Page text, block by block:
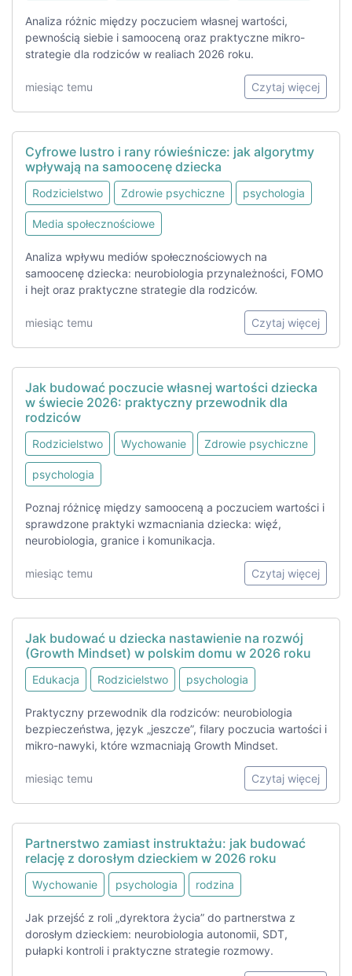
Analiza różnic między poczuciem własnej wartości,
pewnością siebie i samooceną oraz praktyczne mikro-
strategie dla rodziców w realiach 2026 roku.
miesiąc temu Czytaj więcej
Cyfrowe lustro i rany rówieśnicze: jak algorytmy
wpływają na samoocenę dziecka
Rodzicielstwo Zdrowie psychiczne psychologia
Media społecznościowe
Analiza wpływu mediów społecznościowych na
samoocenę dziecka: neurobiologia przynależności, FOMO
i hejt oraz praktyczne strategie dla rodziców.
miesiąc temu Czytaj więcej
Jak budować poczucie własnej wartości dziecka
w świecie 2026: praktyczny przewodnik dla
rodziców
Rodzicielstwo Wychowanie Zdrowie psychiczne
psychologia
Poznaj różnicę między samooceną a poczuciem wartości i
sprawdzone praktyki wzmacniania dziecka: więź,
neurobiologia, granice i komunikacja.
miesiąc temu Czytaj więcej
Jak budować u dziecka nastawienie na rozwój
(Growth Mindset) w polskim domu w 2026 roku
Edukacja Rodzicielstwo psychologia
Praktyczny przewodnik dla rodziców: neurobiologia
bezpieczeństwa, język „jeszcze”, filary poczucia wartości i
mikro-nawyki, które wzmacniają Growth Mindset.
miesiąc temu Czytaj więcej
Partnerstwo zamiast instruktażu: jak budować
relację z dorosłym dzieckiem w 2026 roku
Wychowanie psychologia rodzina
Jak przejść z roli „dyrektora życia” do partnerstwa z
dorosłym dzieckiem: neurobiologia autonomii, SDT,
pułapki kontroli i praktyczne strategie rozmowy.